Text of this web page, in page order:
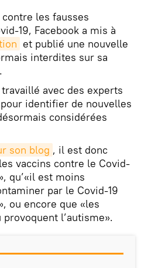
les fausses
19, Facebook a mis à
et publié une nouvelle
interdites sur sa
avec des experts
identifier de nouvelles
considérées
son blog , il est donc
vaccins contre le Covid-
qu’«il est moins
par le Covid-19
ou encore que «les
l’autisme».